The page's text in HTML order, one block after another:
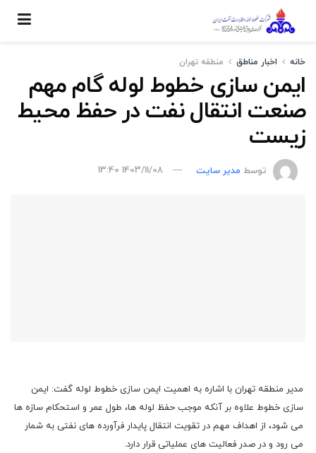
خانه اخبار مناطق منطقه تهران
ایمن سازی خطوط لوله گام مهم
صنعت انتقال نفت در حفظ محیط
زیست
توسط مدیر سایت 1403/11/08 13:40
مدیر منطقه تهران با اشاره به اهمیت ایمن سازی خطوط لوله گفت: ایمن
سازی خطوط علاوه بر آنکه موجب حفظ لوله ها، طول عمر و استحکام سازه ها
می شود، از اهداف مهم در تقویت انتقال پایدار فرآورده های نفتی به شمار
می رود و در صدر فعالیت های عملیاتی قرار دارد.